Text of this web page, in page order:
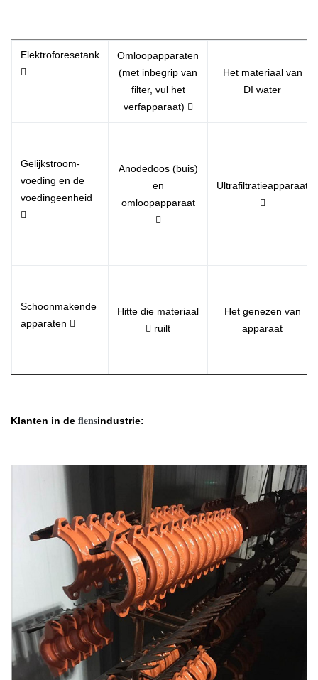
Elektroforesetank

Omloopapparaten
(met inbegrip van
filter, vul het
verfapparaat) 
Het materiaal van
DI water
Gelijkstroom-
voeding en de
voedingeenheid

Anodedoos (buis)
en
omloopapparaat

Ultrafiltratieapparaat

Schoonmakende
apparaten 
Hitte die materiaal
 ruilt
Het genezen van
apparaat
Klanten in de flensindustrie: